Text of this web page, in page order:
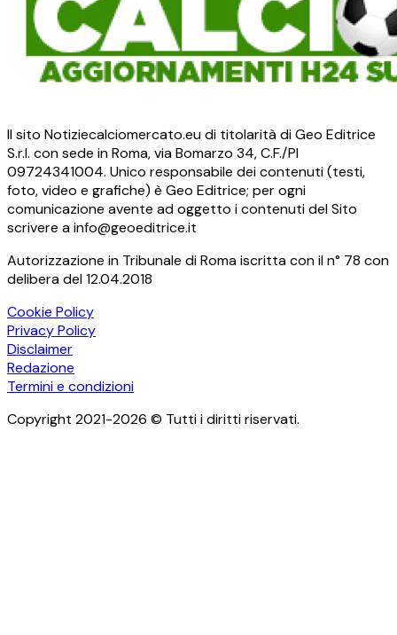
Il sito Notiziecalciomercato.eu di titolarità di Geo Editrice
S.r.l. con sede in Roma, via Bomarzo 34, C.F./PI
09724341004. Unico responsabile dei contenuti (testi,
foto, video e grafiche) è Geo Editrice; per ogni
comunicazione avente ad oggetto i contenuti del Sito
scrivere a info@geoeditrice.it
Autorizzazione in Tribunale di Roma iscritta con il n° 78 con
delibera del 12.04.2018
Cookie Policy
Privacy Policy
Disclaimer
Redazione
Termini e condizioni
Copyright 2021-2026 © Tutti i diritti riservati.